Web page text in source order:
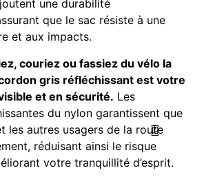
une durabilité
que le sac résiste à une
et aux impacts.
couriez ou fassiez du vélo la
gris réfléchissant est votre
et en sécurité. Les
du nylon garantissent que
les autres usagers de la route
réduisant ainsi le risque
votre tranquillité d’esprit.